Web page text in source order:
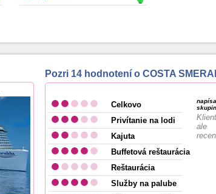
Pozri 14 hodnotení o COSTA
ale
Celkovo
Privítanie na lodi
Kajuta
Buffetová reštaurácia
Reštaurácia
Služby na palube